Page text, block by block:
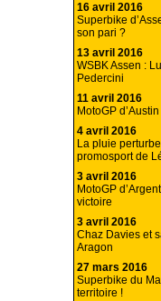
16 avril 2016
Superbike
son pari ?
13 avril 2016
WSBK Assen :
Pedercini
11 avril 2016
MotoGP
4 avril 2016
La pluie
promosport de
3 avril 2016
MotoGP
victoire
3 avril 2016
Chaz Davies et
Aragon
27 mars 2016
Superbike du
territoire !